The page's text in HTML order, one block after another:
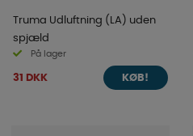
Truma Udluftning (LA) uden
spjæld
På lager
31 DKK KØB!